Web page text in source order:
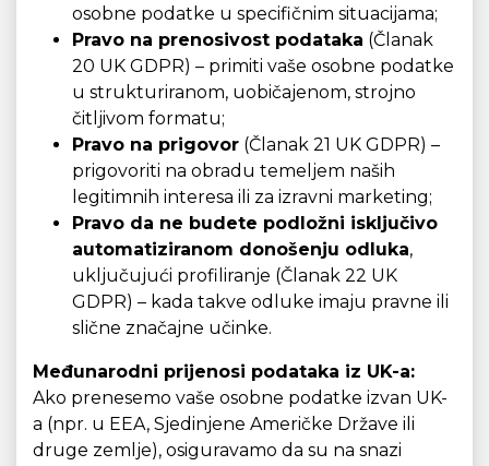
osobne podatke u specifičnim situacijama;
Pravo na prenosivost podataka (Članak
20 UK GDPR) – primiti vaše osobne podatke
u strukturiranom, uobičajenom, strojno
čitljivom formatu;
Pravo na prigovor (Članak 21 UK GDPR) –
prigovoriti na obradu temeljem naših
legitimnih interesa ili za izravni marketing;
Pravo da ne budete podložni isključivo
automatiziranom donošenju odluka,
uključujući profiliranje (Članak 22 UK
GDPR) – kada takve odluke imaju pravne ili
slične značajne učinke.
Međunarodni prijenosi podataka iz UK-a:
Ako prenesemo vaše osobne podatke izvan UK-
a (npr. u EEA, Sjedinjene Američke Države ili
druge zemlje), osiguravamo da su na snazi